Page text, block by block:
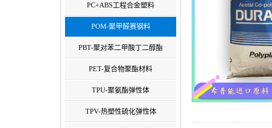
PC+ABS工程合金塑料
POM-聚甲醛赛钢料
PBT-聚对苯二甲酸丁二醇酯
PET-复合物聚酯材料
TPU-聚氨酯弹性体
TPV-热塑性硫化弹性体